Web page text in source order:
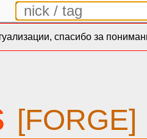
спасибо за
[FORGE]